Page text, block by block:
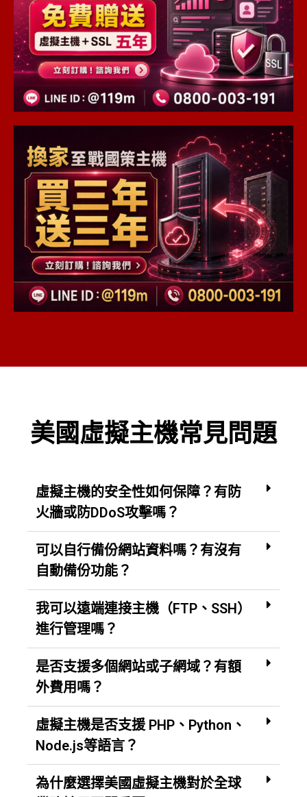
美國虛擬主機常見問題
虛擬主機的安全性如何保障？有防
火牆或防DDoS攻擊嗎？
可以自行備份網站資料嗎？有沒有
自動備份功能？
我可以遠端連接主機（FTP、SSH）
進行管理嗎？
是否支援多個網站或子網域？有額
外費用嗎？
虛擬主機是否支援 PHP、Python、
Node.js等語言？
為什麼選擇美國虛擬主機對於全球